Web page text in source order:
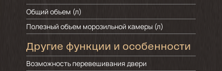
Общий объем (л)
Полезный объем морозильной камеры (л)
Другие функции и особенности
Возможность перевешивания двери